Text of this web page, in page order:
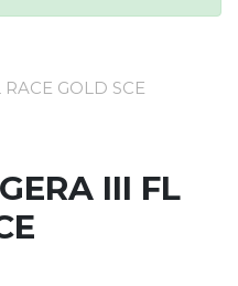
GOLD SCE
III FL